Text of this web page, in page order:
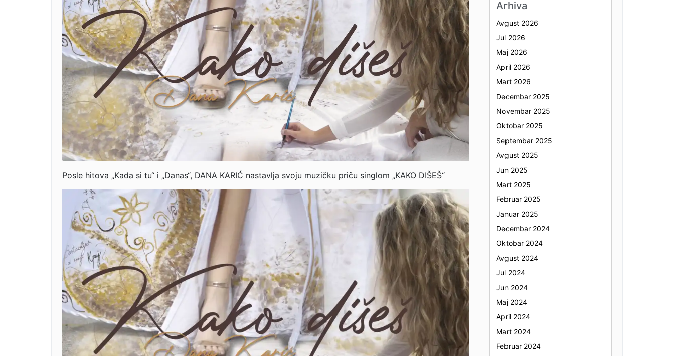
Posle hitova „Kada si tu“ i „Danas“, DANA KARIĆ nastavlja svoju muzičku priču singlom „KAKO DIŠEŠ“
Arhiva
Avgust 2026
Jul 2026
Maj 2026
April 2026
Mart 2026
Decembar 2025
Novembar 2025
Oktobar 2025
Septembar 2025
Avgust 2025
Jun 2025
Mart 2025
Februar 2025
Januar 2025
Decembar 2024
Oktobar 2024
Avgust 2024
Jul 2024
Jun 2024
Maj 2024
April 2024
Mart 2024
Februar 2024